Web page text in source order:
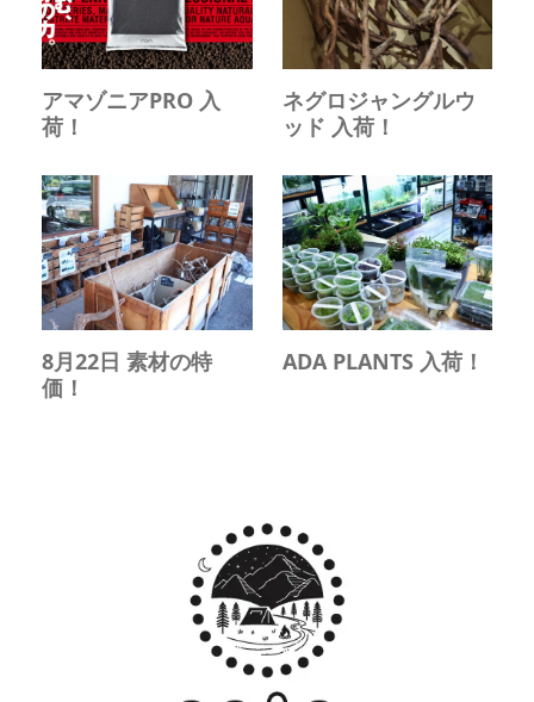
アマゾニアPRO 入
荷！
ネグロジャングルウ
ッド 入荷！
8月22日 素材の特
価！
ADA PLANTS 入荷！